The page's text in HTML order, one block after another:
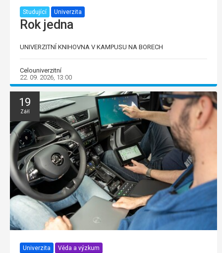
Studující Univerzita
Rok jedna
UNIVERZITNÍ KNIHOVNA V KAMPUSU NA BORECH
Celouniverzitní
22. 09. 2026, 13:00
19
Září
Univerzita Věda a výzkum